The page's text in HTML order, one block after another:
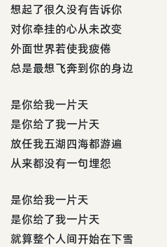
想起了很久没有告诉你
对你牵挂的心从未改变
外面世界若使我疲倦
总是最想飞奔到你的身边
是你给我一片天
是你给了我一片天
放任我五湖四海都游遍
从来都没有一句埋怨
是你给我一片天
是你给了我一片天
就算整个人间开始在下雪